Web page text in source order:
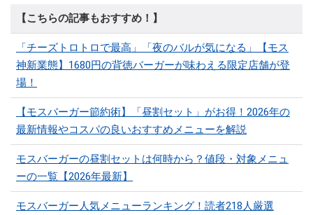
【こちらの記事もおすすめ！】
「チーズトロトロで最高」「夜のバルが気になる」【モス
神新業態】1680円の背徳バーガーが味わえる限定店舗が登
場！
【モスバーガー節約術】「昼割セット」がお得！2026年の
最新情報やコスパの良いおすすめメニューを解説
モスバーガーの昼割セットは何時から？値段・対象メニュ
ーの一覧【2026年最新】
モスバーガー人気メニューランキング！読者218人厳選